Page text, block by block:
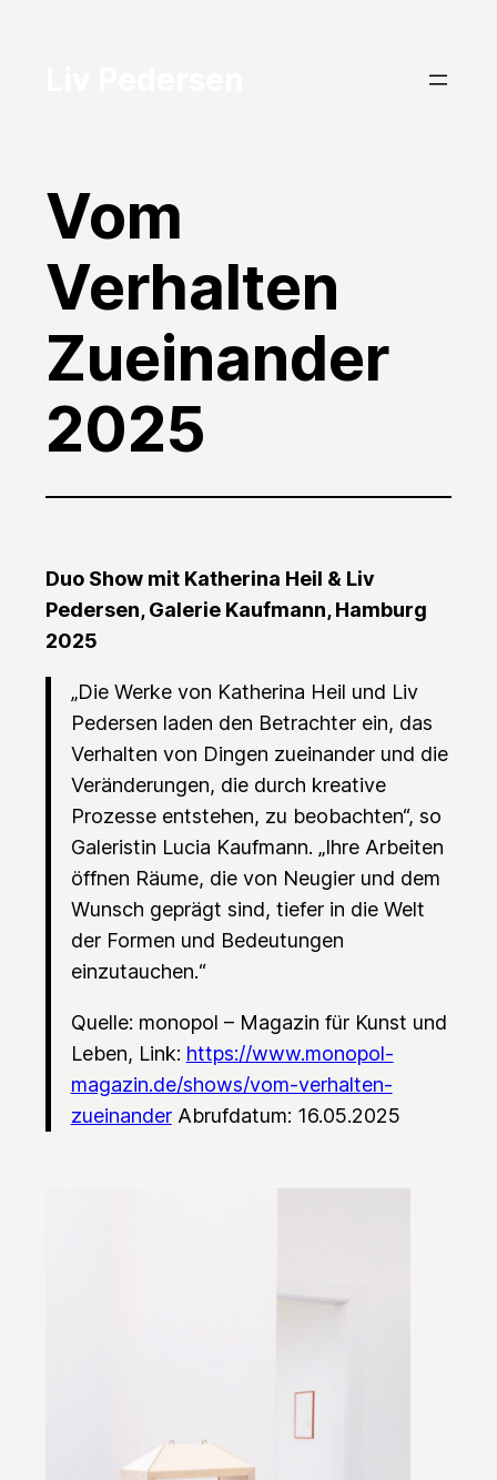
Vom
Verhalten
Zueinander
2025
Duo Show mit Katherina Heil & Liv
Pedersen, Galerie Kaufmann, Hamburg
2025
„Die Werke von Katherina Heil und Liv
Pedersen laden den Betrachter ein, das
Verhalten von Dingen zueinander und die
Veränderungen, die durch kreative
Prozesse entstehen, zu beobachten“, so
Galeristin Lucia Kaufmann. „Ihre Arbeiten
öffnen Räume, die von Neugier und dem
Wunsch geprägt sind, tiefer in die Welt
der Formen und Bedeutungen
einzutauchen.“
Quelle: monopol – Magazin für Kunst und
Leben, Link: https://www.monopol-
magazin.de/shows/vom-verhalten-
zueinanderAbrufdatum: 16.05.2025